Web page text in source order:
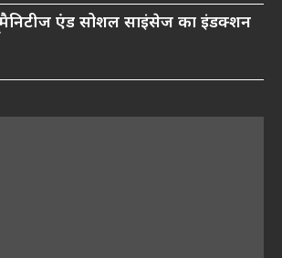
एंड सोशल साइंसेज का इंडक्शन